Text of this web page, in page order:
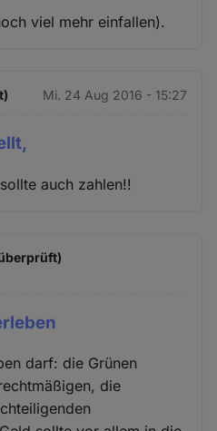
viel mehr einfallen).
Mi. 24 Aug 2016 - 15:27
auch zahlen!!
darf: die Grünen
die